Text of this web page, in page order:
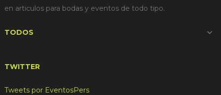
en articulos para bodas y eventos de todo tipo.
TODOS 
TWITTER
Tweets por EventosPers